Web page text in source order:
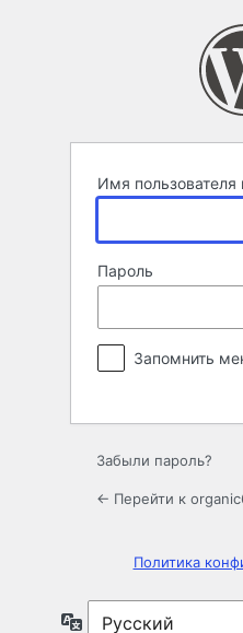
Имя пользователя
Пароль
Запомнить
Забыли пароль?
← Перейти к
Политика
Язык